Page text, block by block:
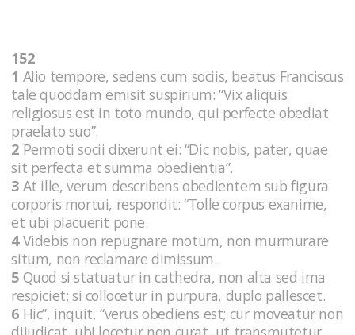
152
1 Alio tempore, sedens cum sociis, beatus Franciscus
tale quoddam emisit suspirium: “Vix aliquis
religiosus est in toto mundo, qui perfecte obediat
praelato suo”.
2 Permoti socii dixerunt ei: “Dic nobis, pater, quae
sit perfecta et summa obedientia”.
3 At ille, verum describens obedientem sub figura
corporis mortui, respondit: “Tolle corpus exanime,
et ubi placuerit pone.
4Videbis non repugnare motum, non murmurare
situm, non reclamare dimissum.
5 Quod si statuatur in cathedra, non alta sed ima
respiciet; si collocetur in purpura, duplo pallescet.
6 Hic”, inquit, “verus obediens est; cur moveatur non